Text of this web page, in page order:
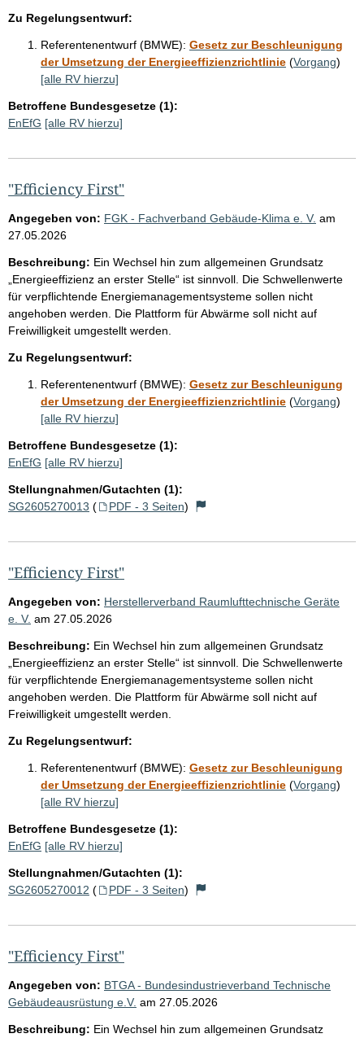
Zu Regelungsentwurf:
Referentenentwurf (BMWE): Gesetz zur Beschleunigung
der Umsetzung der Energieeffizienzrichtlinie (Vorgang)
[alle RV hierzu]
Betroffene Bundesgesetze (1):
EnEfG [alle RV hierzu]
"Efficiency First"
Angegeben von: FGK - Fachverband Gebäude-Klima e. V. am
27.05.2026
Beschreibung: Ein Wechsel hin zum allgemeinen Grundsatz
„Energieeffizienz an erster Stelle“ ist sinnvoll. Die Schwellenwerte
für verpflichtende Energiemanagementsysteme sollen nicht
angehoben werden. Die Plattform für Abwärme soll nicht auf
Freiwilligkeit umgestellt werden.
Zu Regelungsentwurf:
Referentenentwurf (BMWE): Gesetz zur Beschleunigung
der Umsetzung der Energieeffizienzrichtlinie (Vorgang)
[alle RV hierzu]
Betroffene Bundesgesetze (1):
EnEfG [alle RV hierzu]
Stellungnahmen/Gutachten (1):
SG2605270013 ( PDF - 3 Seiten)
"Efficiency First"
Angegeben von: Herstellerverband Raumlufttechnische Geräte
e. V. am 27.05.2026
Beschreibung: Ein Wechsel hin zum allgemeinen Grundsatz
„Energieeffizienz an erster Stelle“ ist sinnvoll. Die Schwellenwerte
für verpflichtende Energiemanagementsysteme sollen nicht
angehoben werden. Die Plattform für Abwärme soll nicht auf
Freiwilligkeit umgestellt werden.
Zu Regelungsentwurf:
Referentenentwurf (BMWE): Gesetz zur Beschleunigung
der Umsetzung der Energieeffizienzrichtlinie (Vorgang)
[alle RV hierzu]
Betroffene Bundesgesetze (1):
EnEfG [alle RV hierzu]
Stellungnahmen/Gutachten (1):
SG2605270012 ( PDF - 3 Seiten)
"Efficiency First"
Angegeben von: BTGA - Bundesindustrieverband Technische
Gebäudeausrüstung e.V. am 27.05.2026
Beschreibung: Ein Wechsel hin zum allgemeinen Grundsatz